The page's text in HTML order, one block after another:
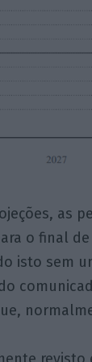
as
o final
isto sem